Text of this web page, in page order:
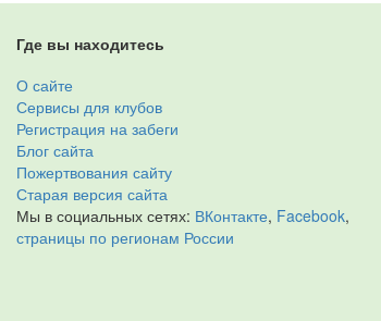
Где вы находитесь
О сайте
Сервисы для клубов
Регистрация на забеги
Блог сайта
Пожертвования сайту
Старая версия сайта
Мы в социальных сетях: ВКонтакте, Facebook,
страницы по регионам России